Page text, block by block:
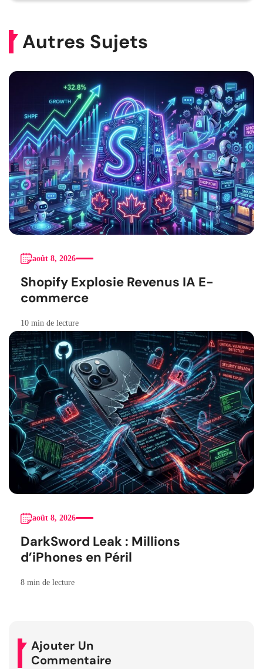
Autres Sujets
août 8, 2026
Shopify Explosie Revenus IA E-
commerce
10 min de lecture
août 8, 2026
DarkSword Leak : Millions
d’iPhones en Péril
8 min de lecture
Ajouter Un
Commentaire